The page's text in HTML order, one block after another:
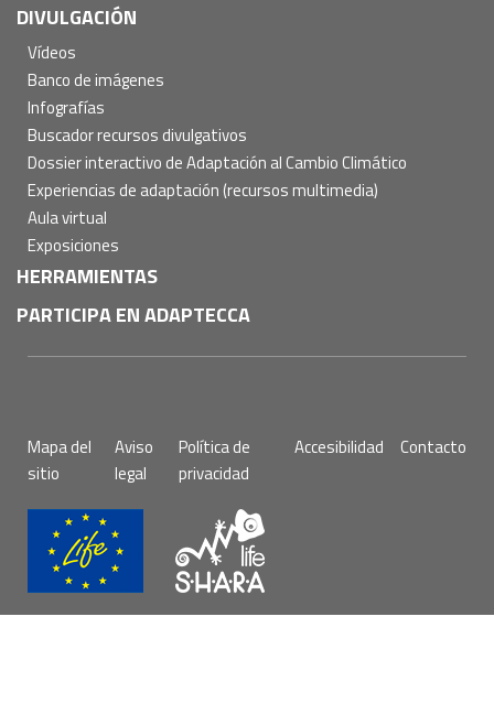
DIVULGACIÓN
Vídeos
Banco de imágenes
Infografías
Buscador recursos divulgativos
Dossier interactivo de Adaptación al Cambio Climático
Experiencias de adaptación (recursos multimedia)
Aula virtual
Exposiciones
HERRAMIENTAS
PARTICIPA EN ADAPTECCA
de
página
Mapa del
sitio
Aviso
legal
Política de
privacidad
Accesibilidad Contacto